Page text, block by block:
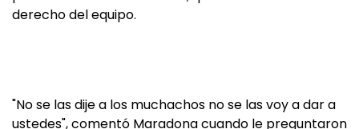
derecho del equipo.
"No se las dije a los muchachos no se las voy a dar a
ustedes", comentó Maradona cuando le preguntaron